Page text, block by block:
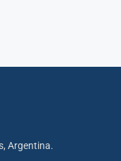
Argentina.